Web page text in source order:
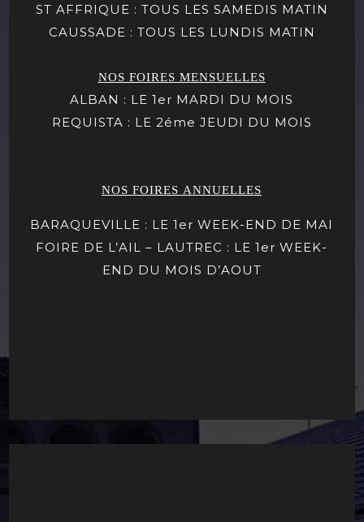
ST AFFRIQUE : TOUS LES SAMEDIS MATIN
CAUSSADE : TOUS LES LUNDIS MATIN
NOS FOIRES MENSUELLES
ALBAN : LE 1er MARDI DU MOIS
REQUISTA : LE 2éme JEUDI DU MOIS
NOS FOIRES ANNUELLES
BARAQUEVILLE : LE 1er WEEK-END DE MAI
FOIRE DE L’AIL – LAUTREC : LE 1er WEEK-
END DU MOIS D’AOUT